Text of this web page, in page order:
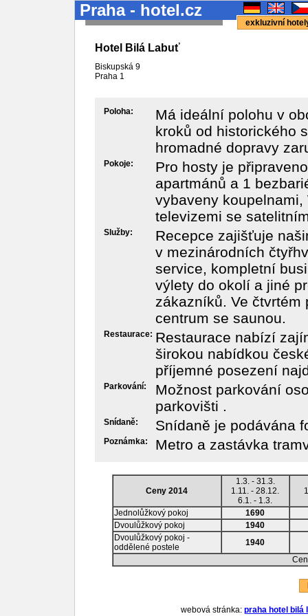
Praha - hotel.cz
exkluzivní
Hotel Bilá Labuť
Biskupská 9
Praha 1
Poloha:
Má ideální polohu v
kroků od historického
hromadné dopravy
Pokoje:
Pro hosty je
apartmánů a 1
vybaveny koupelnami,
televizemi se
Služby:
Recepce zajišťuje
v mezinárodních
service, kompletní
výlety do okolí a jiné
zákazníků. Ve čtvrtém
centrum se saunou.
Restaurace: Restaurace nabízí
širokou nabídkou
příjemné posezení
Parkování:
Možnost parkování
parkovišti .
Snídaně: Snídaně je podávána
Poznámka: Metro a zastávka
Ceny 2014
1.3. - 31.3.
1.11. - 28.12.
6.1. - 1.3.
Jednolůžkový pokoj
1690
Dvoulůžkový pokoj
1940
Dvoulůžkový pokoj -
oddělené postele
1940
webová stránka: praha hotel bilá